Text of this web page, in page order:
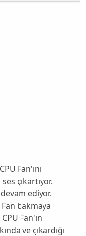
Fan'ını
çıkartıyor.
ediyor.
Fan bakmaya
Fan'ın
ve çıkardığı